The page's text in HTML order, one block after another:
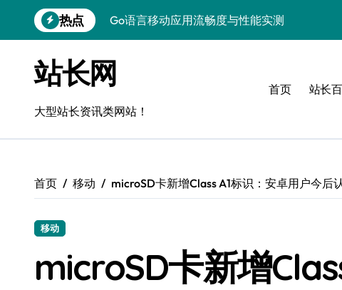
到
热点
Go语言移动应用流畅度与性能实测
深度评测：交互优化赋能移动端流畅体验
无障碍移动互联流畅度与精准控制优化指南
移动互联产品流畅度与精准控制优化实战
移动互联中计算机视觉流畅度与精准度评测
跨界评测：流畅度对决，操控为王
站长网
大型站长资讯类网站！
首页 站长
首页 移动 microSD卡新增Class A1标识：安卓用户今后
移动
microSD卡新增